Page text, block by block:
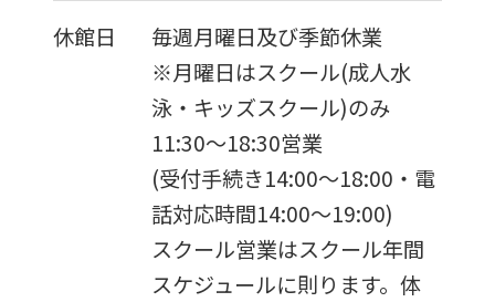
休館日
毎週月曜日及び季節休業
※月曜日はスクール(成人水
泳・キッズスクール)のみ
11:30～18:30営業
(受付手続き14:00〜18:00・電
話対応時間14:00〜19:00)
スクール営業はスクール年間
スケジュールに則ります。体